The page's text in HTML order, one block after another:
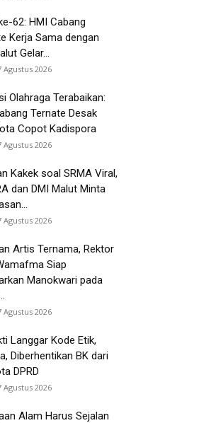
62: HMI Cabang
Kerja Sama dengan
Gelar...
Agustus 2026
Olahraga Terabaikan:
Ternate Desak
Copot Kadispora
Agustus 2026
Kakek soal SRMA Viral,
dan DMI Malut Minta
Agustus 2026
Artis Ternama, Rektor
Siap
Manokwari pada
Agustus 2026
Langgar Kode Etik,
Diberhentikan BK dari
DPRD
Agustus 2026
Alam Harus Sejalan